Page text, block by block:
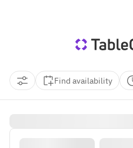
Find availability